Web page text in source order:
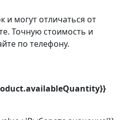
и могут отличаться от
Точную стоимость и
по телефону.